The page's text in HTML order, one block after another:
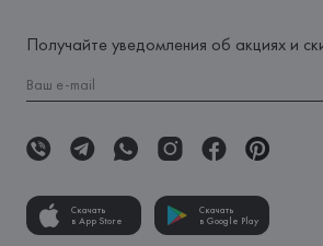
Получайте уведомления об акциях и
Скачать
в App Store
Скачать
в Google Play